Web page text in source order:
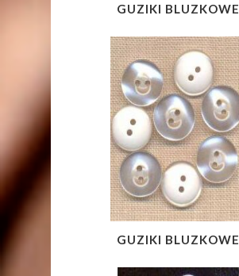
GUZIKI BLUZKOWE
GUZIKI BLUZKOWE